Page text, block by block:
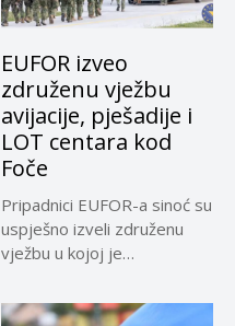
EUFOR izveo
združenu vježbu
avijacije, pješadije i
LOT centara kod
Foče
Pripadnici EUFOR-a sinoć su
uspješno izveli združenu
vježbu u kojoj je